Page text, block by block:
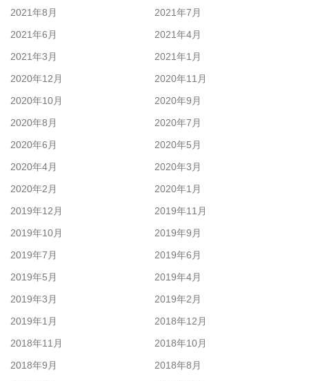
2021年8月
2021年7月
2021年6月
2021年4月
2021年3月
2021年1月
2020年12月
2020年11月
2020年10月
2020年9月
2020年8月
2020年7月
2020年6月
2020年5月
2020年4月
2020年3月
2020年2月
2020年1月
2019年12月
2019年11月
2019年10月
2019年9月
2019年7月
2019年6月
2019年5月
2019年4月
2019年3月
2019年2月
2019年1月
2018年12月
2018年11月
2018年10月
2018年9月
2018年8月